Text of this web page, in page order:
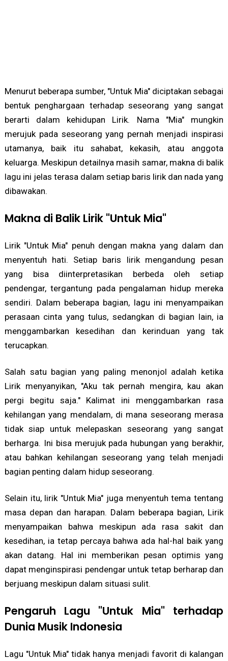
Menurut beberapa sumber, "Untuk Mia" diciptakan sebagai
bentuk penghargaan terhadap seseorang yang sangat
berarti dalam kehidupan Lirik. Nama "Mia" mungkin
merujuk pada seseorang yang pernah menjadi inspirasi
utamanya, baik itu sahabat, kekasih, atau anggota
keluarga. Meskipun detailnya masih samar, makna di balik
lagu ini jelas terasa dalam setiap baris lirik dan nada yang
dibawakan.
Makna di Balik Lirik "Untuk Mia"
Lirik "Untuk Mia" penuh dengan makna yang dalam dan
menyentuh hati. Setiap baris lirik mengandung pesan
yang bisa diinterpretasikan berbeda oleh setiap
pendengar, tergantung pada pengalaman hidup mereka
sendiri. Dalam beberapa bagian, lagu ini menyampaikan
perasaan cinta yang tulus, sedangkan di bagian lain, ia
menggambarkan kesedihan dan kerinduan yang tak
terucapkan.
Salah satu bagian yang paling menonjol adalah ketika
Lirik menyanyikan, "Aku tak pernah mengira, kau akan
pergi begitu saja." Kalimat ini menggambarkan rasa
kehilangan yang mendalam, di mana seseorang merasa
tidak siap untuk melepaskan seseorang yang sangat
berharga. Ini bisa merujuk pada hubungan yang berakhir,
atau bahkan kehilangan seseorang yang telah menjadi
bagian penting dalam hidup seseorang.
Selain itu, lirik "Untuk Mia" juga menyentuh tema tentang
masa depan dan harapan. Dalam beberapa bagian, Lirik
menyampaikan bahwa meskipun ada rasa sakit dan
kesedihan, ia tetap percaya bahwa ada hal-hal baik yang
akan datang. Hal ini memberikan pesan optimis yang
dapat menginspirasi pendengar untuk tetap berharap dan
berjuang meskipun dalam situasi sulit.
Pengaruh Lagu "Untuk Mia" terhadap
Dunia Musik Indonesia
Lagu "Untuk Mia" tidak hanya menjadi favorit di kalangan